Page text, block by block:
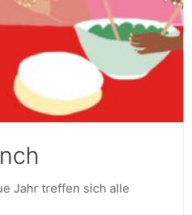
Jahr treffen sich alle